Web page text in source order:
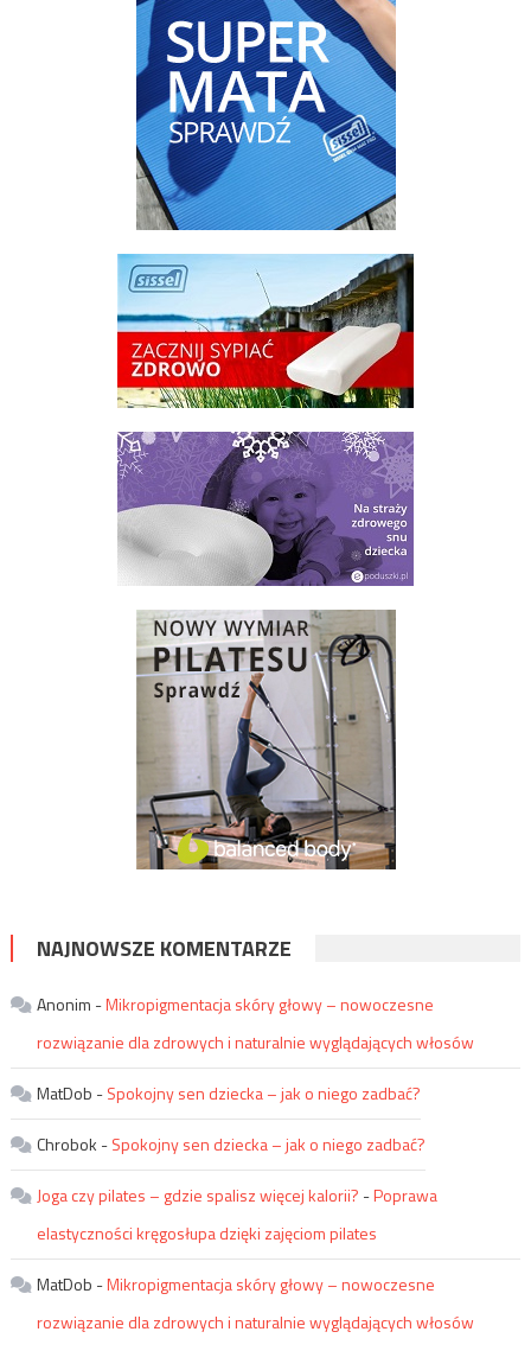
NAJNOWSZE KOMENTARZE
Anonim -Mikropigmentacja skóry głowy – nowoczesne
rozwiązanie dla zdrowych i naturalnie wyglądających włosów
MatDob -Spokojny sen dziecka – jak o niego zadbać?
Chrobok -Spokojny sen dziecka – jak o niego zadbać?
Joga czy pilates – gdzie spalisz więcej kalorii? -Poprawa
elastyczności kręgosłupa dzięki zajęciom pilates
MatDob -Mikropigmentacja skóry głowy – nowoczesne
rozwiązanie dla zdrowych i naturalnie wyglądających włosów